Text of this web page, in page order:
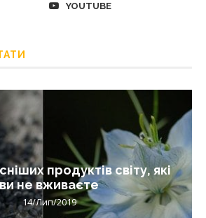
YOUTUBE
продуктів світу, які
ви не вживаєте
14/Лип/2019